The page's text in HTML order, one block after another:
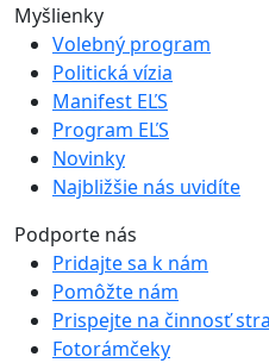
Myšlienky
Volebný program
Politická vízia
Manifest EĽS
Program EĽS
Novinky
Najbližšie nás uvidíte
Podporte nás
Pridajte sa k nám
Pomôžte nám
Prispejte na činnosť
Fotorámčeky